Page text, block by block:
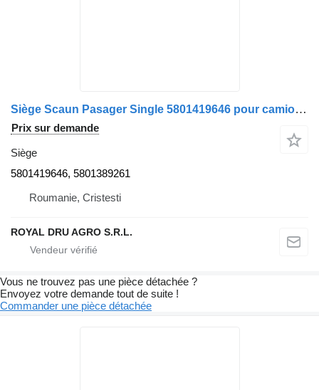
Siège Scaun Pasager Single 5801419646 pour camion IVECO cu Centură de Siguranță Roșie
Prix sur demande
Siège
5801419646, 5801389261
Roumanie, Cristesti
ROYAL DRU AGRO S.R.L.
Vous ne trouvez pas une pièce détachée ?
Envoyez votre demande tout de suite !
Commander une pièce détachée